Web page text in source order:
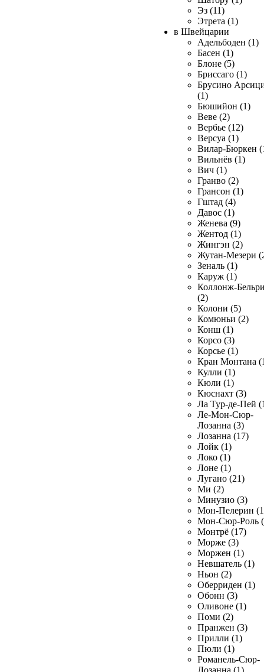
Эз (11)
Этрета (1)
в Швейцарии
Адельбоден (1)
Басен (1)
Блоне (5)
Бриссаго (1)
Брусино
(1)
Бюшийон (1)
Веве (2)
Вербье (12)
Версуа (1)
Вилар-Бюркен
Вильнёв (1)
Вич (1)
Гранво (2)
Грансон (1)
Гштад (4)
Давос (1)
Женева (9)
Жентод (1)
Жингэн (2)
Жутан-Мезери
Зеналь (1)
Каруж (1)
Коллонж-
(2)
Колони (5)
Комюньи (2)
Конш (1)
Корсо (3)
Корсье (1)
Кран Монтана
Кулли (1)
Кюли (1)
Кюснахт (3)
Ла Тур-де-Пей
Ле-Мон-Сюр-
Лозанна (3)
Лозанна (17)
Лойк (1)
Локо (1)
Лоне (1)
Лугано (21)
Ми (2)
Минузио (3)
Мон-Пелерин
Мон-Сюр-Роль
Монтрё (17)
Морже (3)
Моржен (1)
Невшатель (1)
Ньон (2)
Оберриден (1)
Обонн (3)
Оливоне (1)
Поми (2)
Пранжен (3)
Прилли (1)
Пюли (1)
Романель-Сюр-
Лозанна (1)